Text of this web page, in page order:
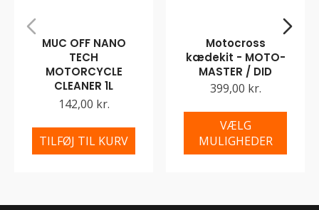
MUC OFF NANO
TECH
MOTORCYCLE
CLEANER 1L
142,00 kr.
TILFØJ TIL KURV
Motocross
kædekit - MOTO-
MASTER / DID
399,00 kr.
VÆLG
MULIGHEDER